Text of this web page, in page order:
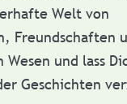
Welt von
Freundschaften
und lass
Geschichten